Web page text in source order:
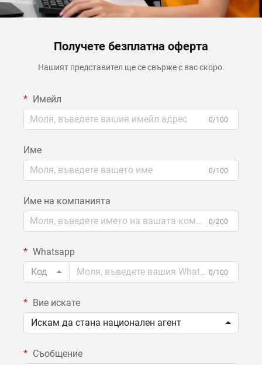
Получете безплатна оферта
Нашият представител ще се свърже с вас скоро.
Имейл
0/100
Име
0/100
Име на компанията
0/200
Whatsapp
Код
0/100
Вие искате
Искам да стана национален агент
Съобщение